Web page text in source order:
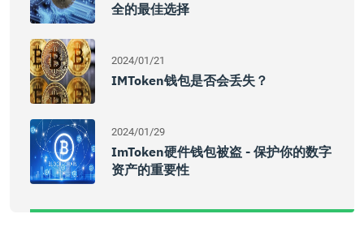
全的最佳选择
2024/01/21
IMToken钱包是否会丢失？
2024/01/29
ImToken硬件钱包被盗 - 保护你的数字
资产的重要性